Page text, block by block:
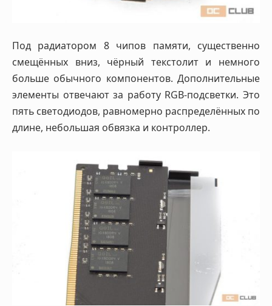
Под радиатором 8 чипов памяти, существенно
смещённых вниз, чёрный текстолит и немного
больше обычного компонентов. Дополнительные
элементы отвечают за работу RGB-подсветки. Это
пять светодиодов, равномерно распределённых по
длине, небольшая обвязка и контроллер.